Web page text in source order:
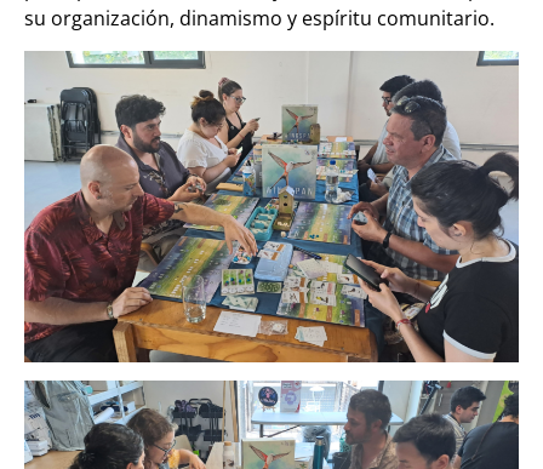
su organización, dinamismo y espíritu comunitario.